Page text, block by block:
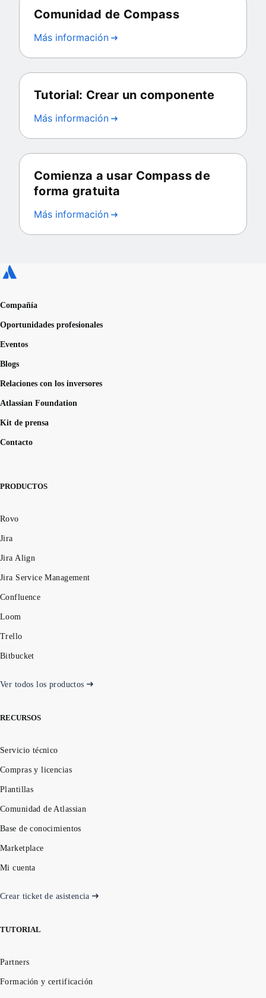
Comunidad de Compass
Más información
Tutorial: Crear un componente
Más información
Comienza a usar Compass de
forma gratuita
Más información
Compañía
Oportunidades profesionales
Eventos
Blogs
Relaciones con los inversores
Atlassian Foundation
Kit de prensa
Contacto
PRODUCTOS
Rovo
Jira
Jira Align
Jira Service Management
Confluence
Loom
Trello
Bitbucket
Ver todos los productos
RECURSOS
Servicio técnico
Compras y licencias
Plantillas
Comunidad de Atlassian
Base de conocimientos
Marketplace
Mi cuenta
Crear ticket de asistencia
TUTORIAL
Partners
Formación y certificación